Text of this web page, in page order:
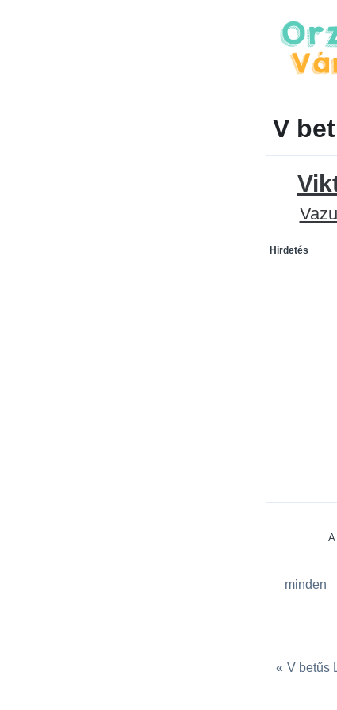
V
Vazul
Hirdetés
A
minden
« V betűs